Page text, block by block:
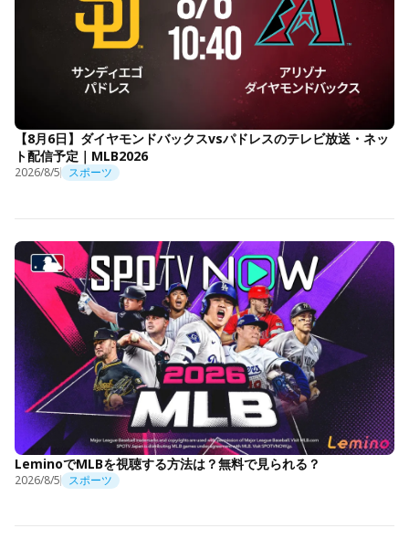
【8月6日】ダイヤモンドバックスvsパドレスのテレビ放送・ネッ
ト配信予定｜MLB2026
2026/8/5 スポーツ
LeminoでMLBを視聴する方法は？無料で見られる？
2026/8/5 スポーツ